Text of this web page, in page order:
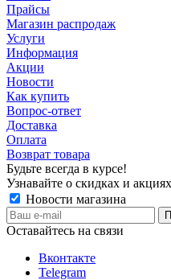
Прайсы
Магазин распродаж
Услуги
Информация
Акции
Новости
Как купить
Вопрос-ответ
Доставка
Оплата
Возврат товара
Будьте всегда в курсе!
Узнавайте о скидках и
Новости магазина
Оставайтесь на связи
Вконтакте
Telegram